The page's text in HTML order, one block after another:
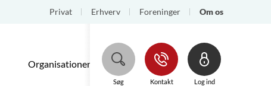
Privat Erhverv Foreninger Om os
Organisationen Regnskaber/rapporter
Søg Kontakt Log ind